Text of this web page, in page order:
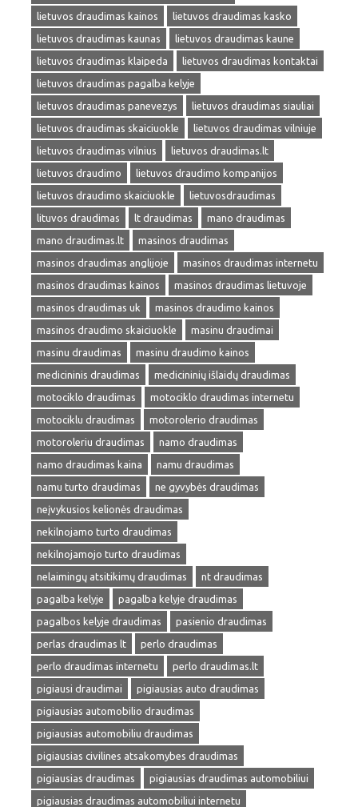
lietuvos draudimas kainos
lietuvos draudimas kasko
lietuvos draudimas kaunas
lietuvos draudimas kaune
lietuvos draudimas klaipeda
lietuvos draudimas kontaktai
lietuvos draudimas pagalba kelyje
lietuvos draudimas panevezys
lietuvos draudimas siauliai
lietuvos draudimas skaiciuokle
lietuvos draudimas vilniuje
lietuvos draudimas vilnius
lietuvos draudimas.lt
lietuvos draudimo
lietuvos draudimo kompanijos
lietuvos draudimo skaiciuokle
lietuvosdraudimas
lituvos draudimas
lt draudimas
mano draudimas
mano draudimas.lt
masinos draudimas
masinos draudimas anglijoje
masinos draudimas internetu
masinos draudimas kainos
masinos draudimas lietuvoje
masinos draudimas uk
masinos draudimo kainos
masinos draudimo skaiciuokle
masinu draudimai
masinu draudimas
masinu draudimo kainos
medicininis draudimas
medicininių išlaidų draudimas
motociklo draudimas
motociklo draudimas internetu
motociklu draudimas
motorolerio draudimas
motoroleriu draudimas
namo draudimas
namo draudimas kaina
namu draudimas
namu turto draudimas
ne gyvybės draudimas
neįvykusios kelionės draudimas
nekilnojamo turto draudimas
nekilnojamojo turto draudimas
nelaimingų atsitikimų draudimas
nt draudimas
pagalba kelyje
pagalba kelyje draudimas
pagalbos kelyje draudimas
pasienio draudimas
perlas draudimas lt
perlo draudimas
perlo draudimas internetu
perlo draudimas.lt
pigiausi draudimai
pigiausias auto draudimas
pigiausias automobilio draudimas
pigiausias automobiliu draudimas
pigiausias civilines atsakomybes draudimas
pigiausias draudimas
pigiausias draudimas automobiliui
pigiausias draudimas automobiliui internetu